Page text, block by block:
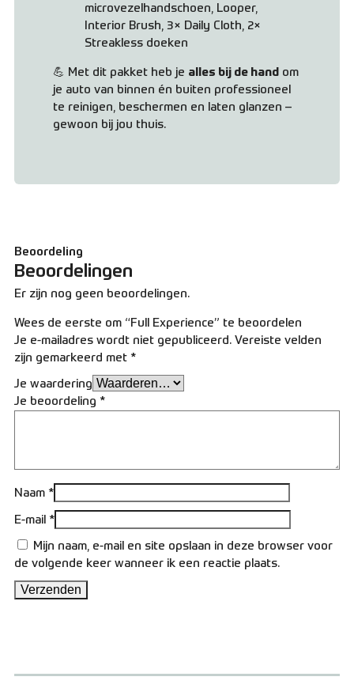
microvezelhandschoen, Looper,
Interior Brush, 3× Daily Cloth, 2×
Streakless doeken
💪 Met dit pakket heb je alles bij de hand om
je auto van binnen én buiten professioneel
te reinigen, beschermen en laten glanzen –
gewoon bij jou thuis.
Beoordeling
Beoordelingen
Er zijn nog geen beoordelingen.
Wees de eerste om “Full Experience” te beoordelen
Je e-mailadres wordt niet gepubliceerd. Vereiste velden
zijn gemarkeerd met *
Je waardering
Je beoordeling *
Naam *
E-mail *
Mijn naam, e-mail en site opslaan in deze browser voor
de volgende keer wanneer ik een reactie plaats.